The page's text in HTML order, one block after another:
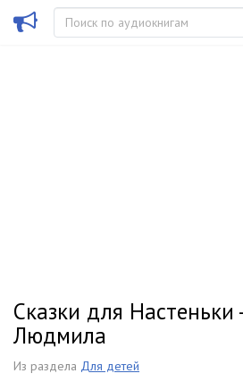
Сказки для
Людмила
Из раздела Для детей